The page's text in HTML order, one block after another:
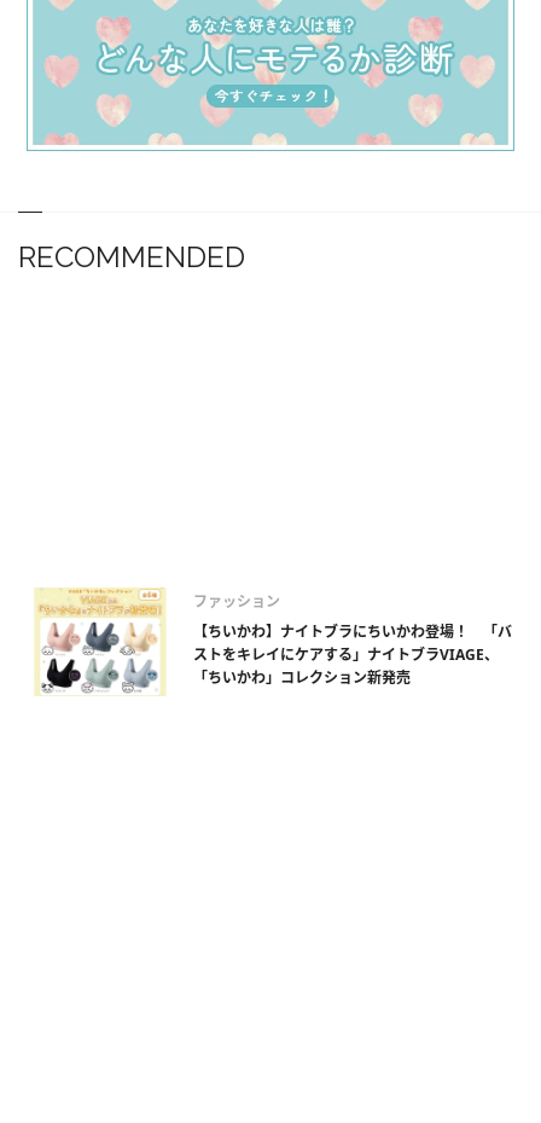
RECOMMENDED
ファッション
【ちいかわ】ナイトブラにちいかわ登場！ 「バ
ストをキレイにケアする」ナイトブラVIAGE、
「ちいかわ」コレクション新発売